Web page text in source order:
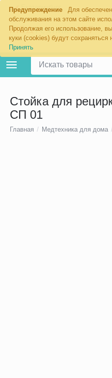
Предупреждение
Для
обслуживания на этом сайте
Продолжая его использование,
куки (cookies) будут
Принять
Екатеринбург
Стойка для
СП 01
Главная / Медтехника для дома /